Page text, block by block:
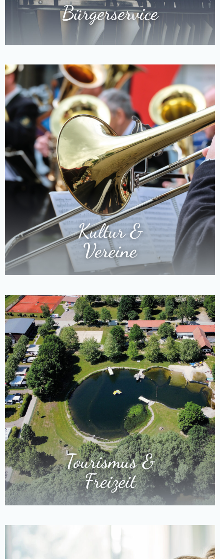
Bürgerservice
Kultur &
Vereine
Tourismus &
Freizeit